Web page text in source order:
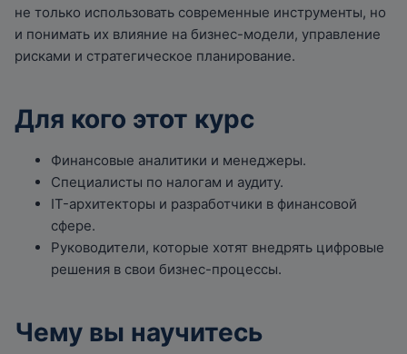
не только использовать современные инструменты, но
и понимать их влияние на бизнес-модели, управление
рисками и стратегическое планирование.
Для кого этот курс
Финансовые аналитики и менеджеры.
Специалисты по налогам и аудиту.
IT-архитекторы и разработчики в финансовой
сфере.
Руководители, которые хотят внедрять цифровые
решения в свои бизнес-процессы.
Чему вы научитесь